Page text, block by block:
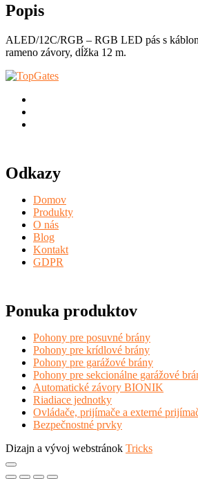
Popis
ALED/12C/RGB – RGB LED pás s
rameno závory, dĺžka 12 m.
Odkazy
Domov
Produkty
O nás
Blog
Kontakt
GDPR
Ponuka produktov
Pohony pre posuvné brány
Pohony pre krídlové brány
Pohony pre garážové brány
Pohony pre sekcionálne garážové
Automatické závory BIONIK
Riadiace jednotky
Ovládače, prijímače a externé
Bezpečnostné prvky
Dizajn a vývoj webstránok Tricks